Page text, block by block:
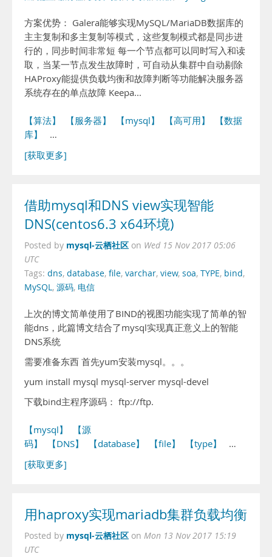
方案优势： Galera能够实现MySQL/MariaDB数据库的
主主复制和多主复制等模式，这些复制模式都是同步进
行的，同步时间非常短 每一个节点都可以同时写入和读
取，当某一节点发生故障时，可自动从集群中自动剔除
HAProxy能提供负载均衡和故障判断等功能解决服务器
系统存在的单点故障 Keepa...
【算法】 【服务器】 【mysql】 【高可用】
【数据
库】
…
[获取更多]
借助mysql和DNS view实现智能
DNS(centos6.3 x64环境)
Posted by mysql-云栖社区 on Wed 15 Nov 2017 05:06
UTC
Tags: dns, database, file, varchar, view, soa, TYPE, bind,
MySQL, 源码, 电信
上次的博文简单使用了BIND的视图功能实现了简单的智
能dns，此篇博文结合了mysql实现真正意义上的智能
DNS系统
需要准备东西 首先yum安装mysql。。。
yum install mysql mysql-server mysql-devel
下载bind主程序源码： ftp://ftp.
【mysql】
【源
码】
【DNS】 【database】 【file】 【type】
…
[获取更多]
用haproxy实现mariadb集群负载均衡
Posted by mysql-云栖社区 on Mon 13 Nov 2017 15:19
UTC